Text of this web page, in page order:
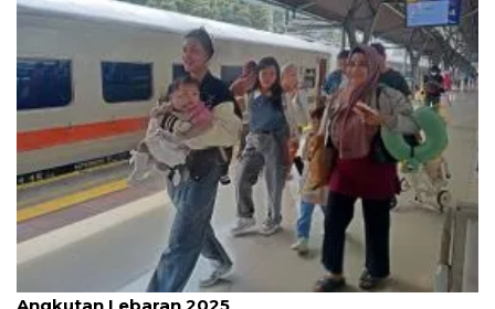
KAI Group layani 29,17 juta pelanggan selama